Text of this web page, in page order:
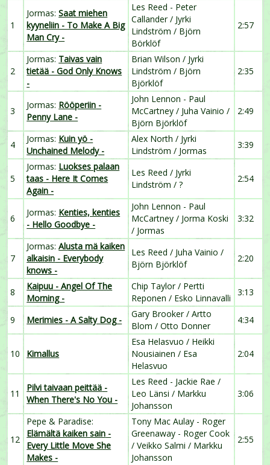
1
Jormas:Saat miehen
kyyneliin - To Make A Big
Man Cry -
Les Reed - Peter
Callander / Jyrki
Lindström / Björn
Börklöf
2:57
2
Jormas: Taivas vain
tietää - God Only Knows
-
Brian Wilson / Jyrki
Lindström / Björn
Björklöf
2:35
3
Jormas: Rööperiin -
Penny Lane -
John Lennon - Paul
McCartney / Juha Vainio /
Björn Björklöf
2:49
4
Jormas: Kuin yö -
Unchained Melody -
Alex North / Jyrki
Lindström / Jormas
3:39
5
Jormas: Luokses palaan
taas - Here It Comes
Again -
Les Reed / Jyrki
Lindström / ?
2:54
6
Jormas: Kenties, kenties
- Hello Goodbye -
John Lennon - Paul
McCartney / Jorma Koski
/ Jormas
3:32
7
Jormas:Alusta mä kaiken
alkaisin - Everybody
knows -
Les Reed / Juha Vainio /
Björn Björklöf
2:20
8
Kaipuu - Angel Of The
Morning -
Chip Taylor / Pertti
Reponen / Esko Linnavalli
3:13
9 Merimies - A Salty Dog -
Gary Brooker / Artto
Blom / Otto Donner
4:34
10 Kimallus
Esa Helasvuo / Heikki
Nousiainen / Esa
Helasvuo
2:04
11
Pilvi taivaan peittää -
When There's No You -
Les Reed - Jackie Rae /
Leo Länsi / Markku
Johansson
3:06
12
Pepe & Paradise:
Elämältä kaiken sain -
Every Little Move She
Makes -
Tony Mac Aulay - Roger
Greenaway - Roger Cook
/ Veikko Salmi / Markku
Johansson
2:55